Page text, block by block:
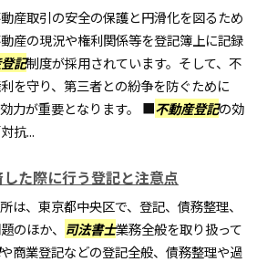
産取引の安全の保護と円滑化を図るため
産の現況や権利関係等を登記簿上に記録
記制度が採用されています。そして、不
を守り、第三者との紛争を防ぐために
力が重要となります。 ■不動産登記の効
抗...
た際に行う登記と注意点
は、東京都中央区で、登記、債務整理、
のほか、 司法書士業務全般を取り扱って
や商業登記などの登記全般、債務整理や過